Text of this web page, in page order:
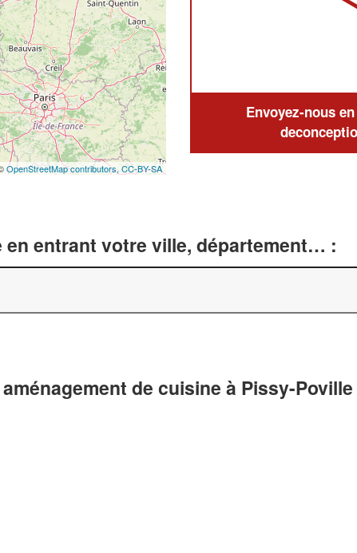
OpenStreetMap contributors, CC-BY-SA
Envoyez-nous
entrant votre ville, département… :
de cuisine à Pissy-Poville